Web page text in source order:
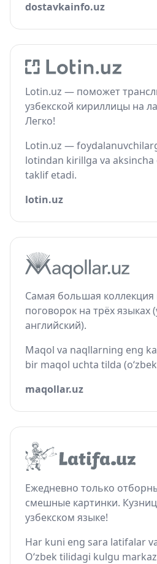
dostavkainfo.uz
Lotin.uz — поможет
узбекской кириллицы на
Легко!
Lotin.uz —
lotindan kirillga va aksincha
taklif etadi.
lotin.uz
Самая большая коллекция
поговорок на трёх языках
английский).
Maqol va naqllarning eng
bir maqol uchta tilda
maqollar.uz
Ежедневно только
смешные картинки.
узбекском языке!
Har kuni eng sara latifalar
O‘zbek tilidagi kulgu